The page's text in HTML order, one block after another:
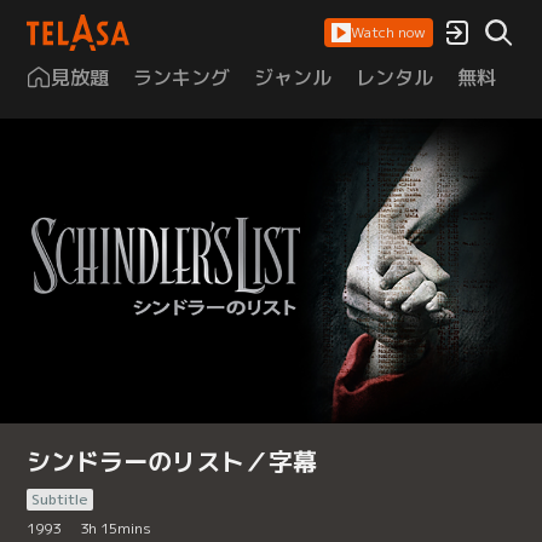
Watch now
見放題 ランキング ジャンル レンタル 無料
シンドラーのリスト／字幕
Subtitle
1993
3h 15mins